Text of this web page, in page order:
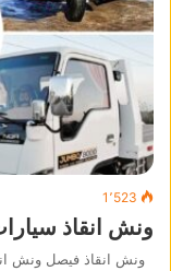
1٬523
ونش انقاذ
ونش انقاذ فيصل ونش